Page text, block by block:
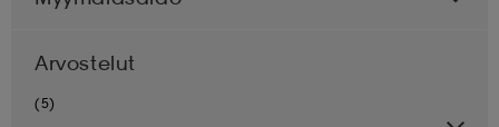
Arvostelut
(5)